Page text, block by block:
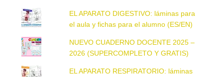
EL APARATO DIGESTIVO: láminas para
el aula y fichas para el alumno (ES/EN)
NUEVO CUADERNO DOCENTE 2025 –
2026 (SUPERCOMPLETO Y GRATIS)
EL APARATO RESPIRATORIO: láminas